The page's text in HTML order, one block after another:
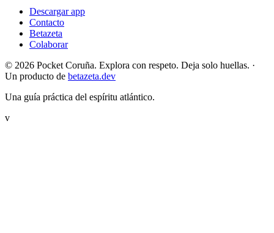
Descargar app
Contacto
Betazeta
Colaborar
© 2026 Pocket Coruña. Explora con respeto. Deja solo huellas. ·
Un producto de betazeta.dev
Una guía práctica del espíritu atlántico.
v